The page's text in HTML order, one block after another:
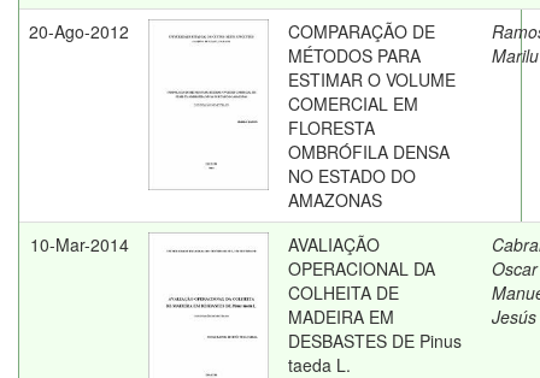
20-Ago-2012
COMPARAÇÃO DE
MÉTODOS PARA
ESTIMAR O VOLUME
COMERCIAL EM
FLORESTA
OMBRÓFILA DENSA
NO ESTADO DO
AMAZONAS
Marilu
10-Mar-2014
AVALIAÇÃO
OPERACIONAL DA
COLHEITA DE
MADEIRA EM
DESBASTES DE Pinus
taeda L.
Oscar